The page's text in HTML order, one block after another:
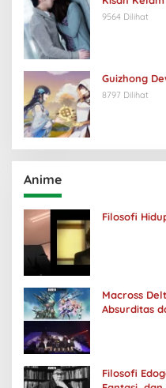
9564 Dilihat
Guizhong
8797 Dilihat
Anime
Filosofi
Macross
Absurditas
Filosofi